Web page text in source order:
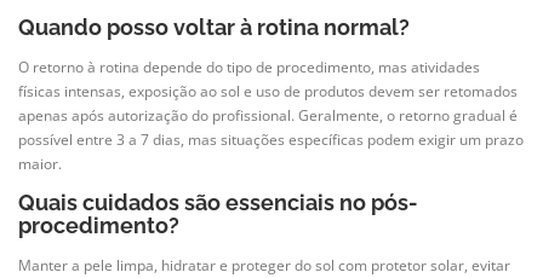
Quando posso voltar à rotina normal?
O retorno à rotina depende do tipo de procedimento, mas atividades
físicas intensas, exposição ao sol e uso de produtos devem ser retomados
apenas após autorização do profissional. Geralmente, o retorno gradual é
possível entre 3 a 7 dias, mas situações específicas podem exigir um prazo
maior.
Quais cuidados são essenciais no pós-
procedimento?
Manter a pele limpa, hidratar e proteger do sol com protetor solar, evitar